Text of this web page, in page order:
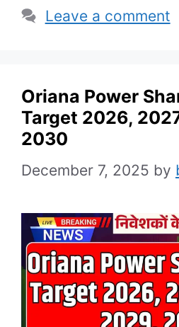
Leave a comment
Oriana Power
Target 2026,
2030
December 7, 2025 by